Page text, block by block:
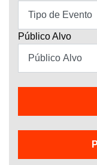
Público Alvo